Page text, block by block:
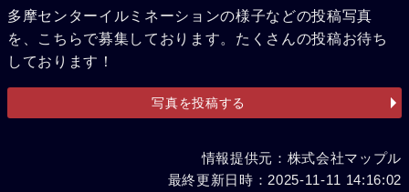
多摩センターイルミネーションの様子などの投稿写真
を、こちらで募集しております。たくさんの投稿お待ち
しております！
写真を投稿する
情報提供元：株式会社マップル
最終更新日時：2025-11-11 14:16:02